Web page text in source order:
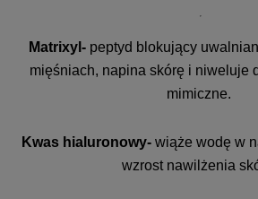
Matrixyl- peptyd blokujący
mięśniach, napina skórę i niweluje
mimiczne.
Kwas hialuronowy-wiąże wodę w
wzrost nawilżenia